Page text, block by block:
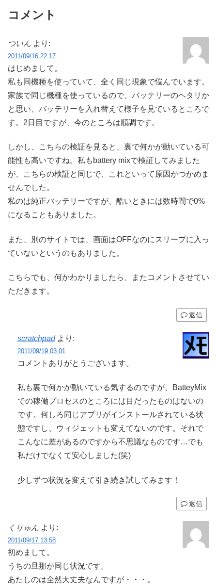
コメント
ついん より:
2011/09/16 22:17
はじめまして。
私も同機種を使っていて、全く同じ現象で悩んでいます。
家族で同じ機種を使っているので、バッテリーのヘタリか
と思い、バッテリーを入れ替えて様子を見ているところで
す。2日目ですが、今のところは順調です。
しかし、こちらの検証を見ると、裏で何かが動いている可
能性も高いですね。私もbattery mixで検証してみました
が、こちらの検証と同じで、これといって原因がつかめま
せんでした。
私のは純正バッテリーですが、酷いときには数時間で0%
になることもありました。
また、別のサイトでは、画面はOFFなのにスリープに入っ
ていないというのもありました。
こちらでも、何かわかりましたら、またコメントさせてい
ただきます。
返信
scratchpad より:
2011/09/19 03:01
コメントありがとうございます。
私も裏で何かが動いている気するのですが、BatteyMix
での稼働プロセスのところには目だったものはないの
です。何しろ同じアプリがインストールされている状
態ですし、ウィジェットも変えてないのです。それで
こんなに差があるのですから不思議なものです…でも
私だけでなくて安心しました(笑)
少しずつ状況を変えて引き続き試してみます！
返信
くりゅん より:
2011/09/17 13:58
初めまして。
うちの旦那が同じ状況です。
あたしのは全然大丈夫なんですが・・・。